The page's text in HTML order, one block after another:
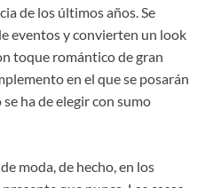
de los últimos años. Se
eventos y convierten un look
toque romántico de gran
en el que se posarán
ha de elegir con sumo
moda, de hecho, en los